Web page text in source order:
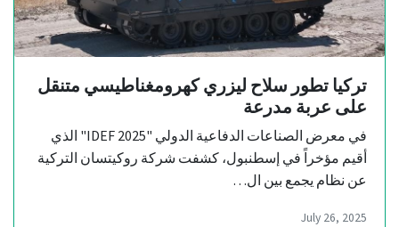
تركيا تطور سلاح ليزري كهرومغناطيسي متنقل
على عربة مدرعة
في معرض الصناعات الدفاعية الدولي "IDEF 2025" الذي
أقيم مؤخراً في إسطنبول، كشفت شركة روكيتسان التركية
عن نظام يجمع بين ال…
July 26, 2025